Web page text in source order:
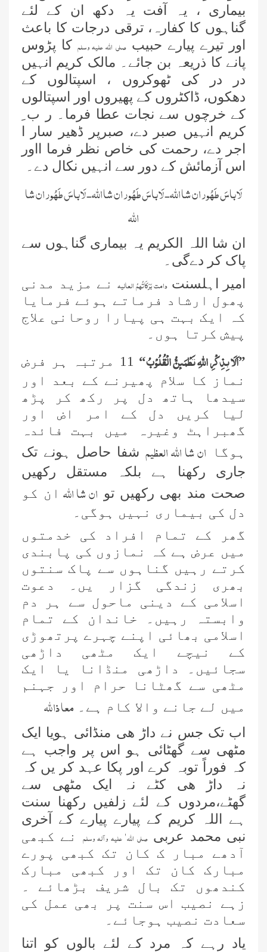
بیماری ، یہ آفت یہ دکھ ان کے لئے
گناہوں کا کفارہ، ترقی درجات کا باعث
اور تیرے پیارے حبیبصلی اللہ علیہ وسلمکا پڑوس
پانے کا ذریعہ بن جائے۔ مالک کریم انہیں
در در کی ٹھوکروں ، اسپتالوں کے
دھکوں، ڈاکٹروں کے پھیروں اور اسپتالوں
کے خرچوں سے نجات عطا فرما۔ ر ب ِ
کریم انہیں صبر دے، صبرپر ڈھیر سار ا
اجر دے، رحمت کی خاص نظر فرما ااور
اس آزمائش کے دور سے انہیں نکال دے۔
لَا باسَ طَھُور ان شا اللہ- لَا باسَ طَھُور ان شا اللہ- لَا باسَ طَھُور ان شا
اللہ
ان شا اللہ الکریم یہ بیماری گناہوں سے
پاک کر دےگی۔
امیر اہلسنتدامت بَرَکَاتُہمُ العالیہنے مزید مدنی
پھول ارشاد فرماتے ہوئے فرمایا
کہ ایک بہت ہی پیارا روحانی علاج
پیش کرتا ہوں۔
”اَلَا بِذِكْرِ اللّٰهِ تَطْمَىٕنُّ الْقُلُوْبُ“
11 مرتبہ ہر فرض
نماز کا سلام پھیرنے کے بعد اور
سیدھا ہاتھ دل پر رکھ کر پڑھ
لیا کریں دل کے امر اض اور
گھبراہٹ وغیرہ میں بہت فائدہ
ہوگا ان شا اللہ العظیم شفا حاصل ہونے تک
جاری رکھنا ہے بلکہ مستقل رکھیں
صحت مند بھی رکھیں تو ان شا اللہ ان کو
دل کی بیماری نہیں ہوگی۔
گھر کے تمام افراد کی خدمتوں
میں عرض ہے کہ نمازوں کی پابندی
کرتے رہیں گناہوں سے پاک سنتوں
بھری زندگی گزار یں۔ دعوت
اسلامی کے دینی ماحول سے ہر دم
وابستہ رہیں۔ خاندان کے تمام
اسلامی بھائی اپنے چہرے پرتھوڑی
کے نیچے ایک مٹھی داڑھی
سجائیں۔ داڑھی منڈانا یا ایک
مٹھی سے گھٹانا حرام اور جہنم
میں لے جانے والا کام ہے۔ معا ذا للہ
اب تک جس نے داڑ ھی منڈائی ہویا ایک
مٹھی سے گھٹائی ہو اس پر واجب ہے
کہ فوراً توبہ کرے اور پکا عہد کر یں کہ
نہ داڑ ھی کٹے نہ ایک مٹھی سے
گھٹے،مردوں کے لئے زلفیں رکھنا سنت
ہے اللہ کریم کے پیارے پیارے کے آخری
نبی محمد عربیصلی اللہ ٰ علیہ وآلہ وسلم نے کبھی
آدھے مبار ک کان تک کبھی پورے
مبارک کان تک اور کبھی مبارک
کندھوں تک بال شریف بڑھائے ۔
زہے نصیب اس سنت پر بھی عمل کی
سعادت نصیب ہوجائے۔
یاد رہے کہ مرد کے لئے بالوں کو اتنا